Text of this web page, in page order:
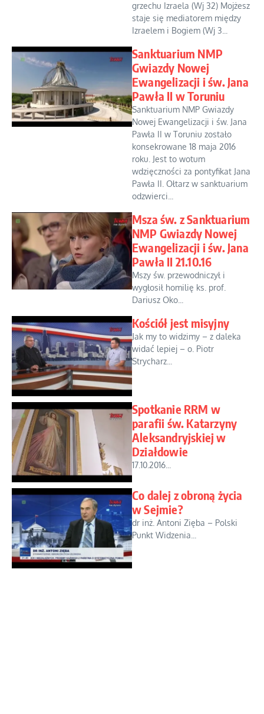
grzechu Izraela (Wj 32) Mojżesz
staje się mediatorem między
Izraelem i Bogiem (Wj 3...
Sanktuarium NMP
Gwiazdy Nowej
Ewangelizacji i św. Jana
Pawła II w Toruniu
Sanktuarium NMP Gwiazdy
Nowej Ewangelizacji i św. Jana
Pawła II w Toruniu zostało
konsekrowane 18 maja 2016
roku. Jest to wotum
wdzięczności za pontyfikat Jana
Pawła II. Ołtarz w sanktuarium
odzwierci...
Msza św. z Sanktuarium
NMP Gwiazdy Nowej
Ewangelizacji i św. Jana
Pawła II 21.10.16
Mszy św. przewodniczył i
wygłosił homilię ks. prof.
Dariusz Oko...
Kościół jest misyjny
Jak my to widzimy – z daleka
widać lepiej – o. Piotr
Strycharz...
Spotkanie RRM w
parafii św. Katarzyny
Aleksandryjskiej w
Działdowie
17.10.2016...
Co dalej z obroną życia
w Sejmie?
dr inż. Antoni Zięba – Polski
Punkt Widzenia...